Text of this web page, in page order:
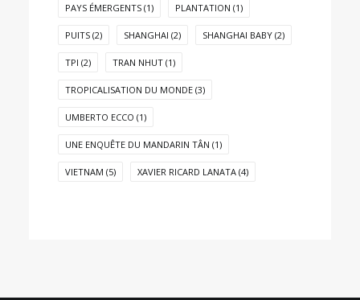
PAYS ÉMERGENTS (1) PLANTATION (1)
PUITS (2) SHANGHAI (2) SHANGHAI BABY (2)
TPI (2) TRAN NHUT (1)
TROPICALISATION DU MONDE (3)
UMBERTO ECCO (1)
UNE ENQUÊTE DU MANDARIN TÂN (1)
VIETNAM (5) XAVIER RICARD LANATA (4)